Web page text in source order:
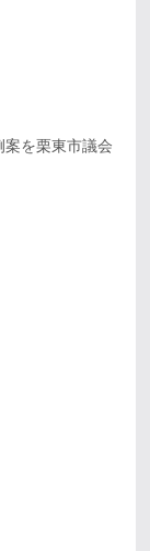
を栗東市議会